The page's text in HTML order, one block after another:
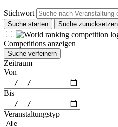
Stichwort
Suche starten Suche zurücksetzen
Competitions anzeigen
Suche verfeinern
Zeitraum
Von
Bis
Veranstaltungstyp